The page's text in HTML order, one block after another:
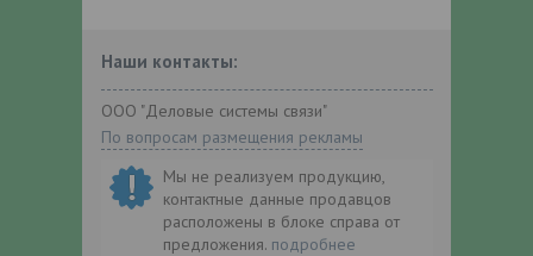
Наши контакты:
ООО "Деловые системы связи"
По вопросам размещения рекламы
Мы не реализуем продукцию,
контактные данные продавцов
расположены в блоке справа от
предложения. подробнее